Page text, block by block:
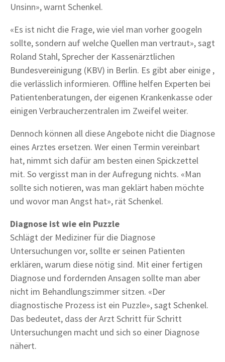
Unsinn», warnt Schenkel.
«Es ist nicht die Frage, wie viel man vorher googeln
sollte, sondern auf welche Quellen man vertraut», sagt
Roland Stahl, Sprecher der Kassenärztlichen
Bundesvereinigung (KBV) in Berlin. Es gibt aber einige ,
die verlässlich informieren. Offline helfen Experten bei
Patientenberatungen, der eigenen Krankenkasse oder
einigen Verbraucherzentralen im Zweifel weiter.
Dennoch können all diese Angebote nicht die Diagnose
eines Arztes ersetzen. Wer einen Termin vereinbart
hat, nimmt sich dafür am besten einen Spickzettel
mit. So vergisst man in der Aufregung nichts. «Man
sollte sich notieren, was man geklärt haben möchte
und wovor man Angst hat», rät Schenkel.
Diagnose ist wie ein Puzzle
Schlägt der Mediziner für die Diagnose
Untersuchungen vor, sollte er seinen Patienten
erklären, warum diese nötig sind. Mit einer fertigen
Diagnose und fordernden Ansagen sollte man aber
nicht im Behandlungszimmer sitzen. «Der
diagnostische Prozess ist ein Puzzle», sagt Schenkel.
Das bedeutet, dass der Arzt Schritt für Schritt
Untersuchungen macht und sich so einer Diagnose
nähert.